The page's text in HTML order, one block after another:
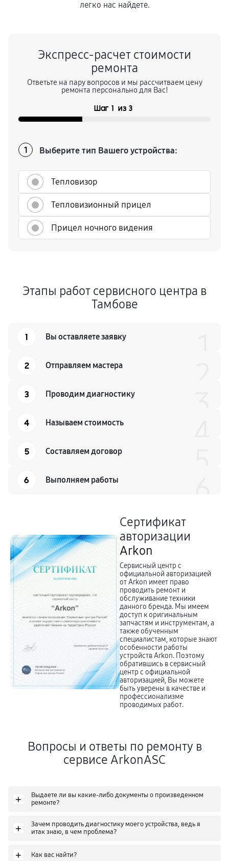
легко нас найдете.
Экспресс-расчет стоимости
ремонта
Ответьте на пару вопросов и мы рассчитваем цену
ремонта персонально для Вас!
Шаг 1 из 3
1 Выберите тип Вашего устройства:
Тепловизор
Тепловизионный прицел
Прицел ночного видения
Этапы работ сервисного центра в
Тамбове
1 Вы оставляете заявку
2 Отправляем мастера
3 Проводим диагностику
4 Называем стоимость
5 Составляем договор
6 Выполняем работы
Сертификат
авторизации
Arkon
Сервисный центр с
официальной авторизацией
от Arkon имеет право
проводить ремонт и
обслуживание техники
данного бренда. Мы имеем
доступ к оригинальным
запчастям и инструментам, а
также обученным
специалистам, которые знают
особенности работы
устройств Arkon. Поэтому
обратившись в сервисный
центр с официальной
авторизацией, Вы можете
быть уверены в качестве и
профессионализме
проводимых работ.
Вопросы и ответы по ремонту в
сервисе ArkonASC
+
Выдаете ли вы какие-либо документы о произведенном
ремонте?
+
Зачем проводить диагностику моего устройства, ведь я
итак знаю, в чем проблема?
+ Как вас найти?